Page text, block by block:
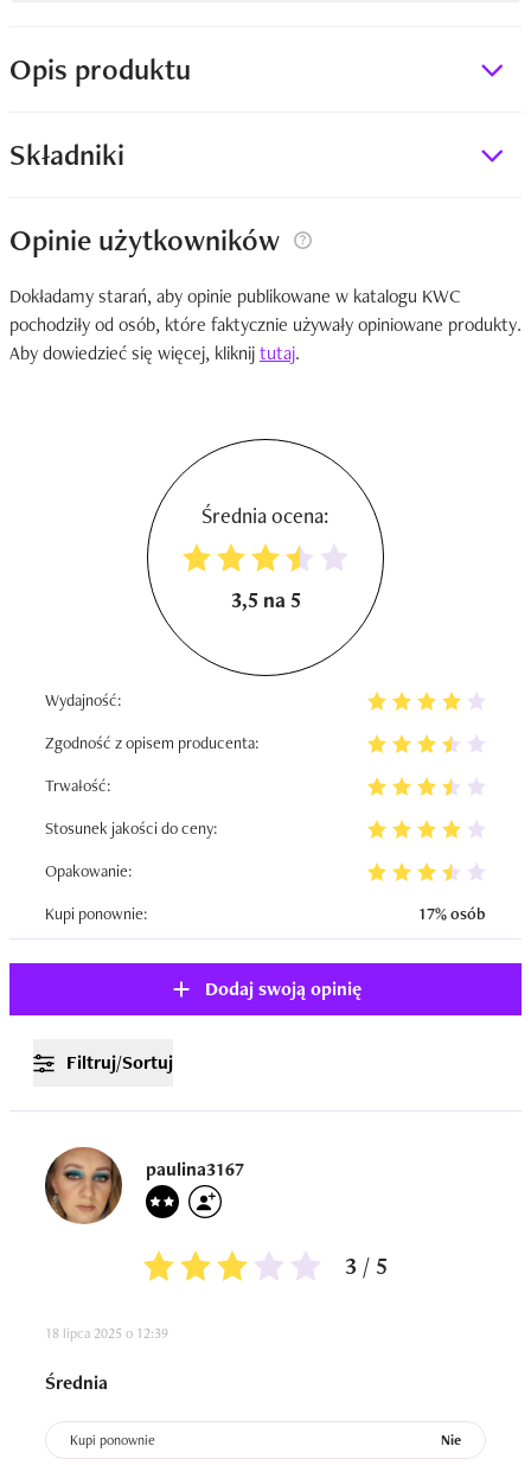
Opis produktu
Składniki
Opinie użytkowników
Dokładamy starań, aby opinie publikowane w katalogu KWC
pochodziły od osób, które faktycznie używały opiniowane produkty.
Aby dowiedzieć się więcej, kliknijtutaj.
Średnia ocena:
3,5 na 5
Wydajność:
Zgodność z opisem producenta:
Trwałość:
Stosunek jakości do ceny:
Opakowanie:
Kupi ponownie:
17% osób
Dodaj swoją opinię
Filtruj/Sortuj
paulina3167
3 / 5
18 lipca 2025 o 12:39
Średnia
Kupi ponownie Nie